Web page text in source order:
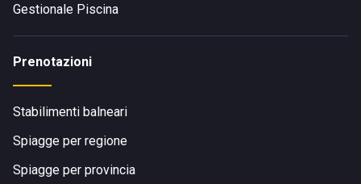
Gestionale Piscina
Prenotazioni
Stabilimenti balneari
Spiagge per regione
Spiagge per provincia